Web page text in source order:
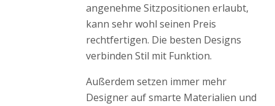
angenehme Sitzpositionen erlaubt,
kann sehr wohl seinen Preis
rechtfertigen. Die besten Designs
verbinden Stil mit Funktion.
Außerdem setzen immer mehr
Designer auf smarte Materialien und